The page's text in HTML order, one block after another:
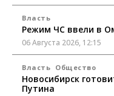
Власть
Режим ЧС ввели в
06 Августа 2026, 12:15
Власть Общество
Новосибирск
Путина